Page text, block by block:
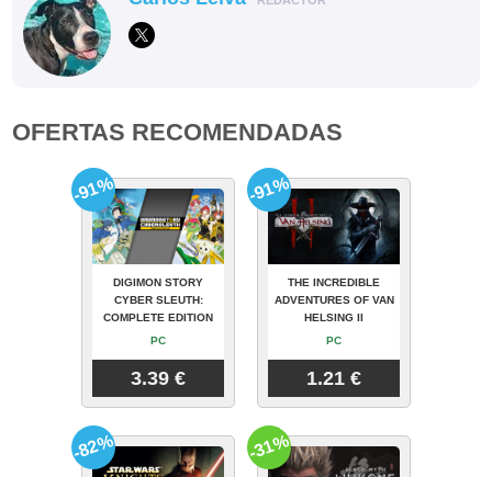
OFERTAS RECOMENDADAS
DIGIMON STORY
CYBER SLEUTH:
COMPLETE EDITION
PC
3.39 €
-91%
THE INCREDIBLE
ADVENTURES OF VAN
HELSING II
PC
1.21 €
-91%
-82% -31%